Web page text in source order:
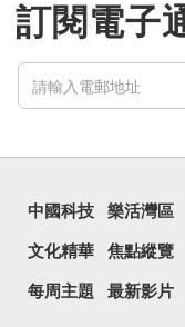
訂閱電子
中國科技 樂活灣區
文化精華 焦點縱覽
每周主題 最新影片